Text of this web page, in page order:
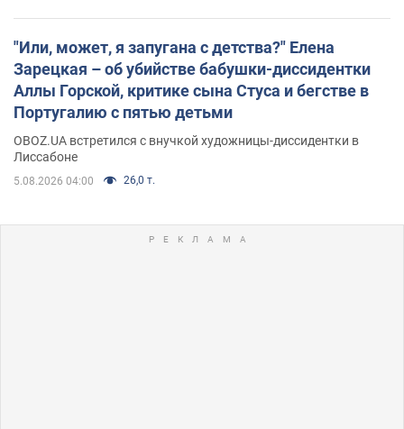
"Или, может, я запугана с детства?" Елена
Зарецкая – об убийстве бабушки-диссидентки
Аллы Горской, критике сына Стуса и бегстве в
Португалию с пятью детьми
OBOZ.UA встретился с внучкой художницы-диссидентки в
Лиссабоне
5.08.2026 04:00 26,0 т.